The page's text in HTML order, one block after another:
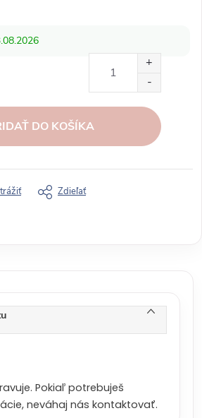
DO KOŠÍKA
Zdieľať
Pokiaľ potrebuješ
neváhaj nás kontaktovať.